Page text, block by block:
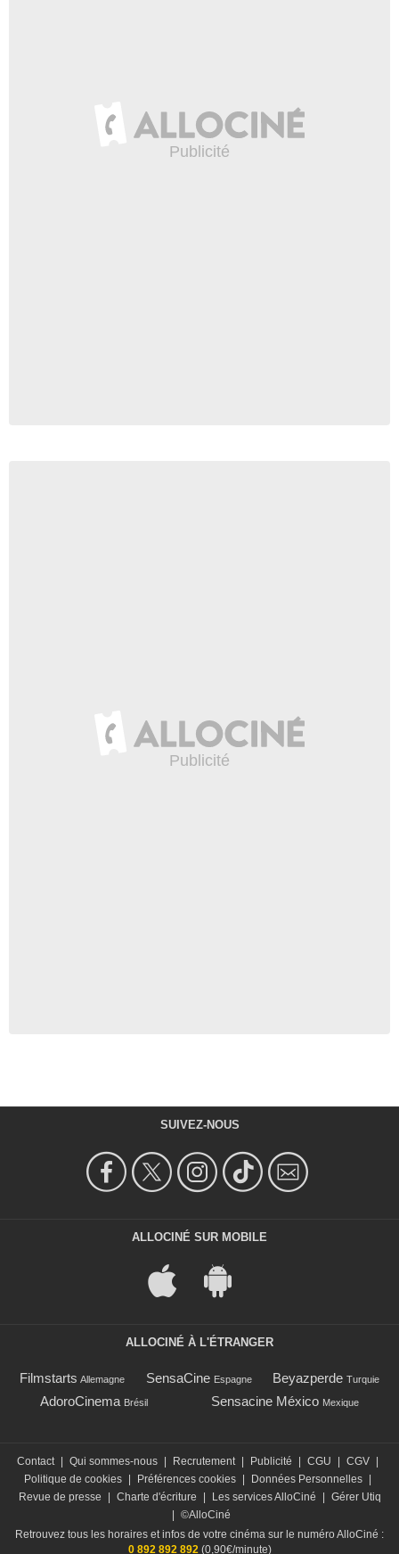
SUIVEZ-NOUS
ALLOCINÉ SUR MOBILE
ALLOCINÉ À L'ÉTRANGER
Filmstarts Allemagne SensaCine Espagne Beyazperde Turquie
AdoroCinema Brésil Sensacine México Mexique
Contact Qui sommes-nous Recrutement Publicité CGU CGV
Politique de cookies
Préférences cookies Données Personnelles
Revue de presse
Charte d'écriture Les services AlloCiné
Gérer Utiq
©AlloCiné
Retrouvez tous les horaires et infos de votre cinéma sur le numéro AlloCiné :
0 892 892 892(0,90€/minute)